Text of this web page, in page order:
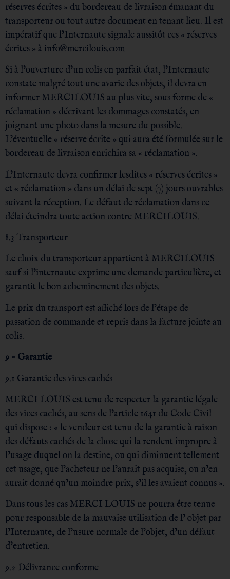
réserves écrites » du bordereau de livraison émanant du
transporteur ou tout autre document en tenant lieu. Il est
impératif que l’Internaute signale aussitôt ces « réserves
écrites » à info@mercilouis.com
Si à l’ouverture d’un colis en parfait état, l’Internaute
constate malgré tout une avarie des objets, il devra en
informer MERCILOUIS au plus vite, sous forme de «
réclamation » décrivant les dommages constatés, en
joignant une photo dans la mesure du possible.
L’éventuelle « réserve écrite » qui aura été formulée sur le
bordereau de livraison enrichira sa « réclamation ».
L’Internaute devra confirmer lesdites « réserves écrites »
et « réclamation » dans un délai de sept (7) jours ouvrables
suivant la réception. Le défaut de réclamation dans ce
délai éteindra toute action contre MERCILOUIS.
8.3 Transporteur
Le choix du transporteur appartient à MERCILOUIS
sauf si l’internaute exprime une demande particulière, et
garantit le bon acheminement des objets.
Le prix du transport est affiché lors de l’étape de
passation de commande et repris dans la facture jointe au
colis.
9 – Garantie
9.1 Garantie des vices cachés
MERCI LOUIS est tenu de respecter la garantie légale
des vices cachés, au sens de l’article 1641 du Code Civil
qui dispose : « le vendeur est tenu de la garantie à raison
des défauts cachés de la chose qui la rendent impropre à
l’usage duquel on la destine, ou qui diminuent tellement
cet usage, que l’acheteur ne l’aurait pas acquise, ou n’en
aurait donné qu’un moindre prix, s’il les avaient connus ».
Dans tous les cas MERCI LOUIS ne pourra être tenue
pour responsable de la mauvaise utilisation de l’ objet par
l’Internaute, de l’usure normale de l’objet, d’un défaut
d’entretien.
9.2 Délivrance conforme